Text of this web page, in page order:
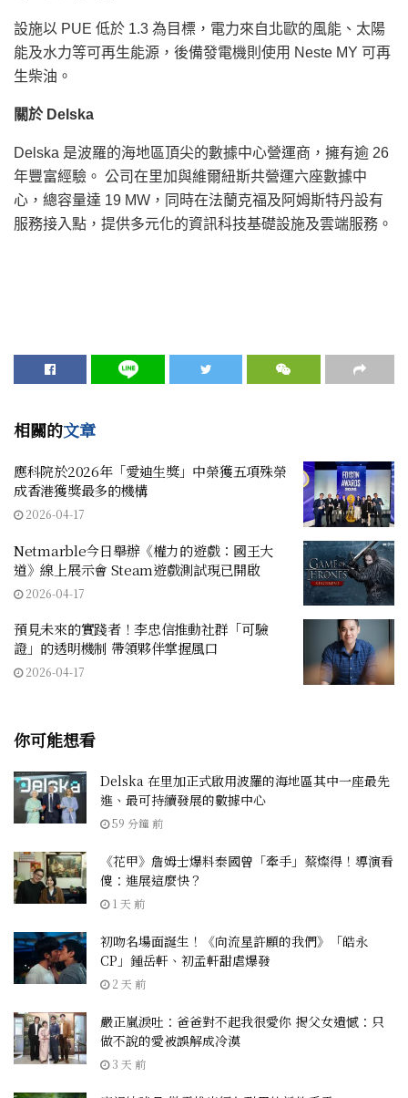
設施以 PUE 低於 1.3 為目標，電力來自北歐的風能、太陽
能及水力等可再生能源，後備發電機則使用 Neste MY 可再
生柴油。
關於 Delska
Delska 是波羅的海地區頂尖的數據中心營運商，擁有逾 26
年豐富經驗。 公司在里加與維爾紐斯共營運六座數據中
心，總容量達 19 MW，同時在法蘭克福及阿姆斯特丹設有
服務接入點，提供多元化的資訊科技基礎設施及雲端服務。
相關的文章
應科院於2026年「愛迪生獎」中榮獲五項殊榮
成香港獲獎最多的機構
2026-04-17
Netmarble今日舉辦《權力的遊戲：國王大
道》線上展示會 Steam遊戲測試現已開啟
2026-04-17
預見未來的實踐者！李忠信推動社群「可驗
證」的透明機制 帶領夥伴掌握風口
2026-04-17
你可能想看
Delska 在里加正式啟用波羅的海地區其中一座最先
進、最可持續發展的數據中心
59 分鐘 前
《花甲》詹姆士爆料泰國曾「牽手」蔡燦得！導演看
傻：進展這麼快？
1 天 前
初吻名場面誕生！《向流星許願的我們》「皓永
CP」鍾岳軒、初孟軒甜虐爆發
2 天 前
嚴正嵐淚吐：爸爸對不起我很愛你 揭父女遺憾：只
做不說的愛被誤解成冷漠
3 天 前